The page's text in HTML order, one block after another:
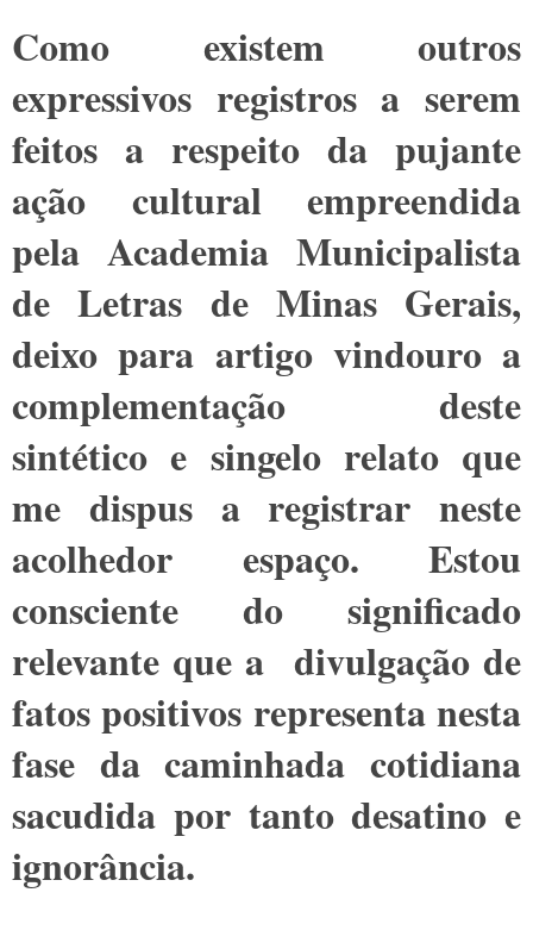
Como existem outros
expressivos registros a serem
feitos a respeito da pujante
ação cultural empreendida
pela Academia Municipalista
de Letras de Minas Gerais,
deixo para artigo vindouro a
complementação deste
sintético e singelo relato que
me dispus a registrar neste
acolhedor espaço. Estou
consciente do significado
relevante que a divulgação de
fatos positivos representanesta
fase da caminhada cotidiana
sacudida por tanto desatino e
ignorância.